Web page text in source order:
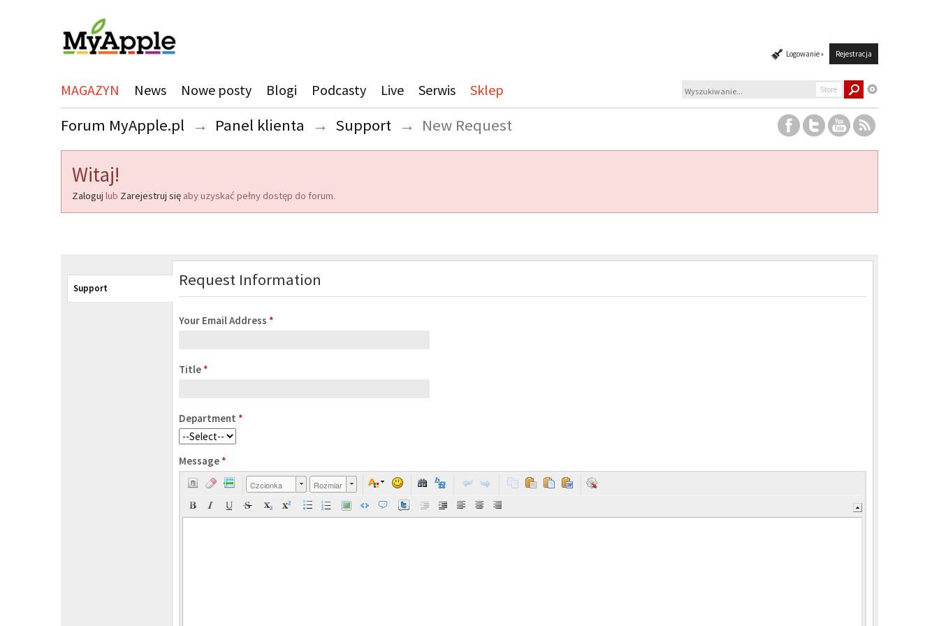
Logowanie » Rejestracja
MAGAZYN News Nowe posty Blogi Podcasty Live Serwis Sklep Store
Forum MyApple.pl → Panel klienta → Support → New Request
Witaj!
Zaloguj lub Zarejestruj się aby uzyskać pełny dostęp do forum.
Support Request Information
Your Email Address *
Title *
Department *
Message *
Czcionka Rozmiar